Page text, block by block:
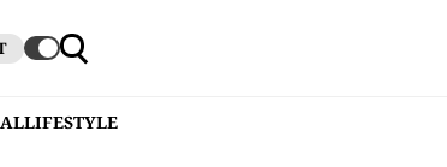
LIFESTYLE